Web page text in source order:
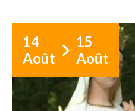
14
Août
15
Août